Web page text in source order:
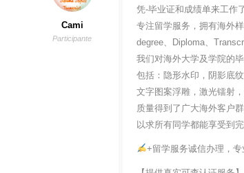
Cami
Participante
凭-毕业证和成绩单来工作
专注留学服务，拥有海外
degree、Diploma、
我们对海外大学及学院的
包括：隐形水印，阴影底
文字图案浮雕，激光镭射
质量得到了广大海外客户
以求所有同学都能享受到
+留学服务诚信办理，